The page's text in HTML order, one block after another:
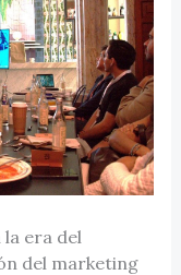
era del
del marketing